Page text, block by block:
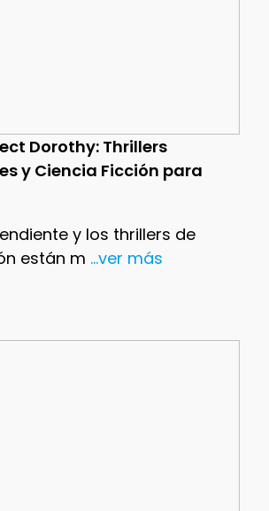
Dorothy: Thrillers
y Ciencia Ficción para
y los thrillers de
están m ...ver más